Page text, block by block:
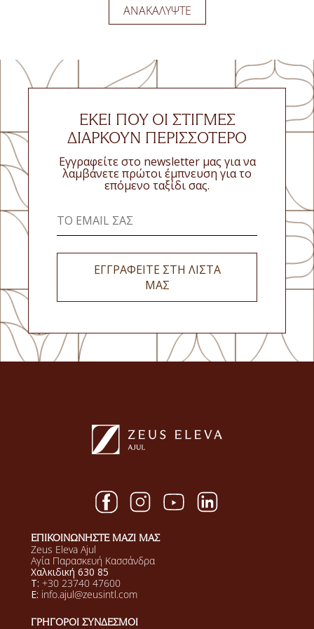
ΑΝΑΚΑΛΎΨΤΕ
ΑΝΑΚΑΛΎΨΤΕ
ΕΚΕΊ ΠΟΥ ΟΙ ΣΤΙΓΜΈΣ
ΔΙΑΡΚΟΎΝ ΠΕΡΙΣΣΌΤΕΡΟ
Εγγραφείτε στο newsletter μας για να
λαμβάνετε πρώτοι έμπνευση για το
επόμενο ταξίδι σας.
ΕΓΓΡΑΦΕΙΤΕ ΣΤΗ ΛΙΣΤΑ
ΜΑΣ
ΕΠΙΚΟΙΝΩΝΗΣΤΕ ΜΑΖΙ ΜΑΣ
Zeus Eleva Ajul
Αγία Παρασκευή Κασσάνδρα
Χαλκιδική 630 85
T: +30 23740 47600
E: info.ajul@zeusintl.com
ΓΡΗΓΟΡΟΙ ΣΥΝΔΕΣΜΟΙ